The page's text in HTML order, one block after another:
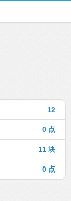
12
0 点
11 块
0 点